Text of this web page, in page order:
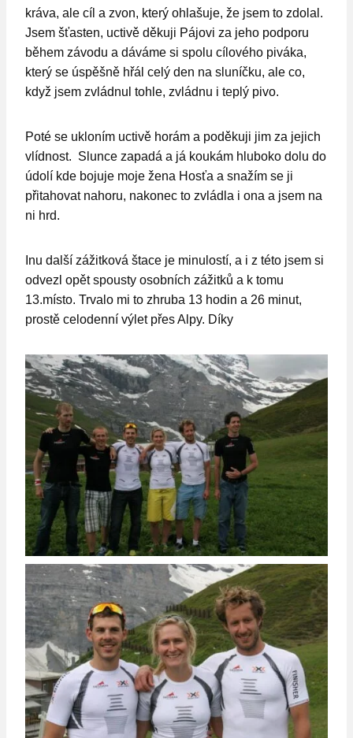
kráva, ale cíl a zvon, který ohlašuje, že jsem to zdolal.
Jsem šťasten, uctivě děkuji Pájovi za jeho podporu
během závodu a dáváme si spolu cílového piváka,
který se úspěšně hřál celý den na sluníčku, ale co,
když jsem zvládnul tohle, zvládnu i teplý pivo.
Poté se ukloním uctivě horám a poděkuji jim za jejich
vlídnost. Slunce zapadá a já koukám hluboko dolu do
údolí kde bojuje moje žena Hosťa a snažím se ji
přitahovat nahoru, nakonec to zvládla i ona a jsem na
ni hrd.
Inu další zážitková štace je minulostí, a i z této jsem si
odvezl opět spousty osobních zážitků a k tomu
13.místo. Trvalo mi to zhruba 13 hodin a 26 minut,
prostě celodenní výlet přes Alpy. Díky